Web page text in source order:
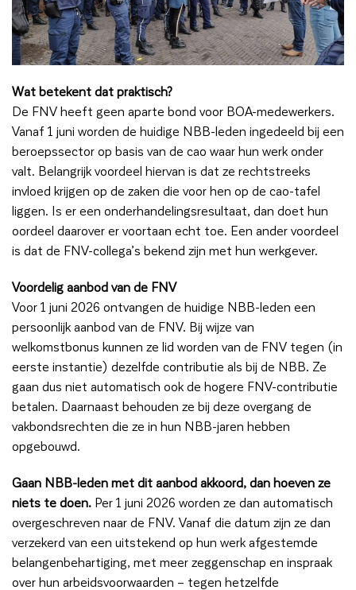
Wat betekent dat praktisch?
De FNV heeft geen aparte bond voor BOA-medewerkers.
Vanaf 1 juni worden de huidige NBB-leden ingedeeld bij een
beroepssector op basis van de cao waar hun werk onder
valt. Belangrijk voordeel hiervan is dat ze rechtstreeks
invloed krijgen op de zaken die voor hen op de cao-tafel
liggen. Is er een onderhandelingsresultaat, dan doet hun
oordeel daarover er voortaan echt toe. Een ander voordeel
is dat de FNV-collega’s bekend zijn met hun werkgever.
Voordelig aanbod van de FNV
Voor 1 juni 2026 ontvangen de huidige NBB-leden een
persoonlijk aanbod van de FNV. Bij wijze van
welkomstbonus kunnen ze lid worden van de FNV tegen (in
eerste instantie) dezelfde contributie als bij de NBB. Ze
gaan dus niet automatisch ook de hogere FNV-contributie
betalen. Daarnaast behouden ze bij deze overgang de
vakbondsrechten die ze in hun NBB-jaren hebben
opgebouwd.
Gaan NBB-leden met dit aanbod akkoord, dan hoeven ze
niets te doen. Per 1 juni 2026 worden ze dan automatisch
overgeschreven naar de FNV. Vanaf die datum zijn ze dan
verzekerd van een uitstekend op hun werk afgestemde
belangenbehartiging, met meer zeggenschap en inspraak
over hun arbeidsvoorwaarden – tegen hetzelfde